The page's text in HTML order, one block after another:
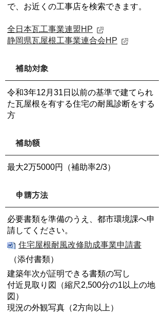
で、お近くの工事店を検索できます。
全日本瓦工事業連盟HP
静岡県瓦屋根工事業連合会HP
補助対象
令和3年12月31日以前の基準で建てられ
た瓦屋根を有する住宅の耐風診断をする
方
補助額
最大2万5000円（補助率2/3）
申請方法
必要書類を準備のうえ、都市環境課へ申
請してください。
住宅屋根耐風改修助成事業申請書
（添付書類）
建築年次が証明できる書類の写し
付近見取り図（縮尺2,500分の1以上の地
図）
現況の外観写真（2方向以上）